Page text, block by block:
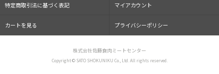
特定商取引法に基づく表記 マイアカウント
カートを見る プライバシーポリシー
株式会社佐藤食肉ミートセンター
Copyright © SATO SHOKUNIKU Co., Ltd. All rights reserved.